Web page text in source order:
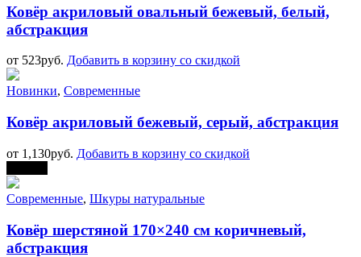
Ковёр акриловый овальный бежевый, белый,
абстракция
от 523руб. Добавить в корзину со скидкой
Новинки, Современные
Ковёр акриловый бежевый, серый, абстракция
от 1,130руб. Добавить в корзину со скидкой
Современные, Шкуры натуральные
Ковёр шерстяной 170×240 см коричневый,
абстракция